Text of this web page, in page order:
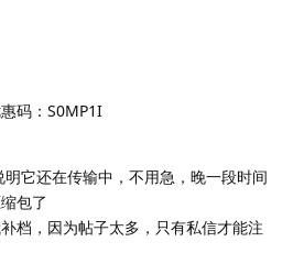
码：S0MP1I
它还在传输中，不用急，晚一段时间
包了
档，因为帖子太多，只有私信才能注